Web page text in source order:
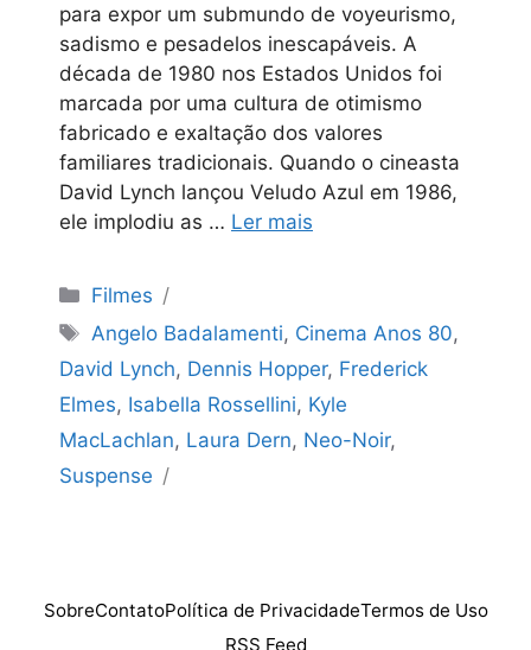
para expor um submundo de voyeurismo,
sadismo e pesadelos inescapáveis. A
década de 1980 nos Estados Unidos foi
marcada por uma cultura de otimismo
fabricado e exaltação dos valores
familiares tradicionais. Quando o cineasta
David Lynch lançou Veludo Azul em 1986,
ele implodiu as … Ler mais
Categorias
Filmes
Tags
Angelo Badalamenti, Cinema Anos 80,
David Lynch, Dennis Hopper, Frederick
Elmes, Isabella Rossellini, Kyle
MacLachlan, Laura Dern, Neo-Noir,
Suspense
SobreContatoPolítica de PrivacidadeTermos de Uso
RSS Feed